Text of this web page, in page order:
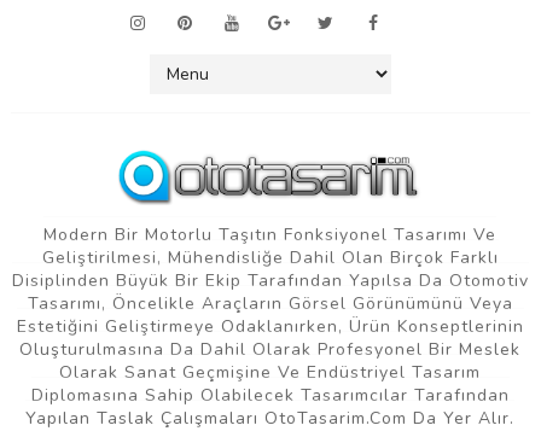
Modern Bir Motorlu Taşıtın Fonksiyonel Tasarımı Ve
Geliştirilmesi, Mühendisliğe Dahil Olan Birçok Farklı
Disiplinden Büyük Bir Ekip Tarafından Yapılsa Da Otomotiv
Tasarımı, Öncelikle Araçların Görsel Görünümünü Veya
Estetiğini Geliştirmeye Odaklanırken, Ürün Konseptlerinin
Oluşturulmasına Da Dahil Olarak Profesyonel Bir Meslek
Olarak Sanat Geçmişine Ve Endüstriyel Tasarım
Diplomasına Sahip Olabilecek Tasarımcılar Tarafından
Yapılan Taslak Çalışmaları OtoTasarim.com Da Yer Alır.